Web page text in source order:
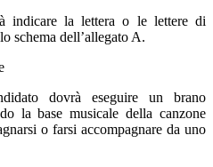
indicare la lettera o le lettere di
schema dell’allegato A.
dovrà eseguire un brano
la base musicale della canzone
o farsi accompagnare da uno